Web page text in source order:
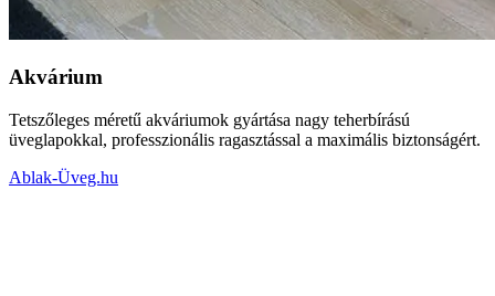
Akvárium
Tetszőleges méretű akváriumok gyártása nagy teherbírású
üveglapokkal, professzionális ragasztással a maximális biztonságért.
Ablak-Üveg.hu